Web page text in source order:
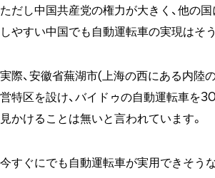
ただし中国共産党の権力が大きく、他の
しやすい中国でも自動運転車の実現はそ
実際、安徽省蕪湖市(上海の西にある内陸
営特区を設け、バイドゥの自動運転車を
見かけることは無いと言われています。
今すぐにでも自動運転車が実用できそう